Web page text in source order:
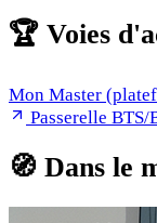
🏆 Voies
Mon Master
Passerelle
🧭 Dans le